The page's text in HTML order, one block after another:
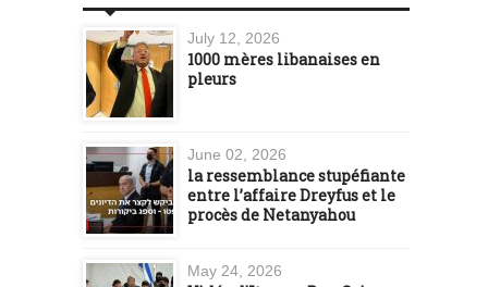
July 12, 2026
1000 mères libanaises en
pleurs
June 02, 2026
la ressemblance stupéfiante
entre l’affaire Dreyfus et le
procès de Netanyahou
May 24, 2026